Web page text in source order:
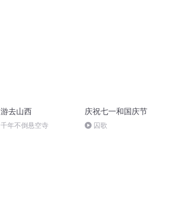
去山西
年不倒悬空寺
庆祝七一和国庆节
囚歌